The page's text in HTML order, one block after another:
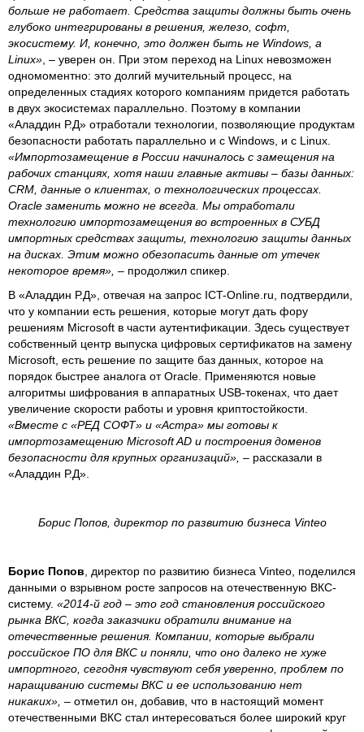
больше не работает. Средства защиты должны быть очень
глубоко интегрированы в решения, железо, софт,
экосистему. И, конечно, это должен быть не Windows, а
Linux» , – уверен он. При этом переход на Linux невозможен
одномоментно: это долгий мучительный процесс, на
определенных стадиях которого компаниям придется работать
в двух экосистемах параллельно. Поэтому в компании
«Аладдин Р.Д» отработали технологии, позволяющие продуктам
безопасности работать параллельно и с Windows, и с Linux.
«Импортозамещение в России начиналось с замещения на
рабочих станциях, хотя наши главные активы – базы данных:
CRM, данные о клиентах, о технологических процессах.
Oracle заменить можно не всегда. Мы отработали
технологию импортозамещения во встроенных в СУБД
импортных средствах защиты, технологию защиты данных
на дисках. Этим можно обезопасить данные от утечек
некоторое время», – продолжил спикер.
В «Аладдин Р.Д», отвечая на запрос ICT-Online.ru, подтвердили,
что у компании есть решения, которые могут дать фору
решениям Microsoft в части аутентификации. Здесь существует
собственный центр выпуска цифровых сертификатов на замену
Microsoft, есть решение по защите баз данных, которое на
порядок быстрее аналога от Oracle. Применяются новые
алгоритмы шифрования в аппаратных USB-токенах, что дает
увеличение скорости работы и уровня криптостойкости.
«Вместе с «РЕД СОФТ» и «Астра» мы готовы к
импортозамещению Microsoft AD и построения доменов
безопасности для крупных организаций», – рассказали в
«Аладдин Р.Д».
Борис Попов, директор по развитию бизнеса Vinteo
Борис Попов , директор по развитию бизнеса Vinteo, поделился
данными о взрывном росте запросов на отечественную ВКС-
систему. «2014-й год – это год становления российского
рынка ВКС, когда заказчики обратили внимание на
отечественные решения. Компании, которые выбрали
российское ПО для ВКС и поняли, что оно далеко не хуже
импортного, сегодня чувствуют себя уверенно, проблем по
наращиванию системы ВКС и ее использованию нет
никаких», – отметил он, добавив, что в настоящий момент
отечественными ВКС стал интересоваться более широкий круг